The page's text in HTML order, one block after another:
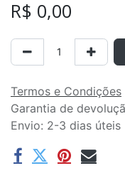
R$ 0,00
Termos e Condições
Garantia de
Envio: 2-3 dias úteis